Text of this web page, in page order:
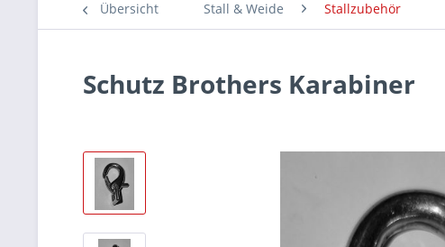
Übersicht Stall & Weide Stallzubehör
Schutz Brothers Karabiner